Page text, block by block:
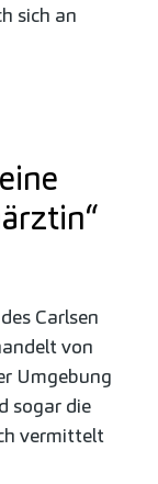
sich an
Carlsen
von
Umgebung
sogar die
vermittelt